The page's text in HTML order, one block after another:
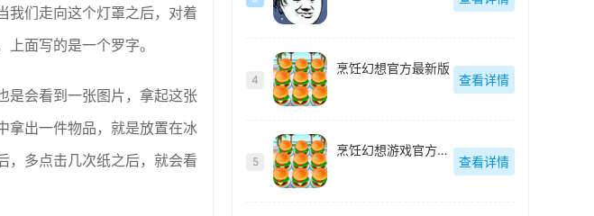
我们走向这个灯罩之后，对着
面写的是一个罗字。
是会看到一张图片，拿起这张
拿出一件物品，就是放置在冰
，多点击几次纸之后，就会看
4
烹饪幻想官方最新版
查看详情
5
烹饪幻想游戏官方最新版
查看详情